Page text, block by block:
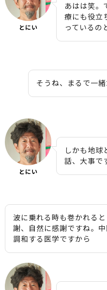
とにい
あはは笑。
療にも役立
っているの
そうね、まるで一
とにい
しかも地球
話、大事で
波に乗れる時も巻かれる
謝、自然に感謝ですね。
調和する医学ですから